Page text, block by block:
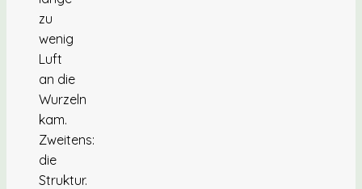
zu
wenig
Luft
an die
Wurzeln
kam.
Zweitens:
die
Struktur.